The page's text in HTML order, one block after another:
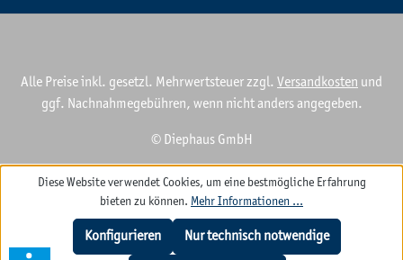
Alle Preise inkl. gesetzl. Mehrwertsteuer zzgl. Versandkosten und
ggf. Nachnahmegebühren, wenn nicht anders angegeben.
© Diephaus GmbH
Diese Website verwendet Cookies, um eine bestmögliche Erfahrung
bieten zu können. Mehr Informationen ...
Nur technisch notwendige
Konfigurieren